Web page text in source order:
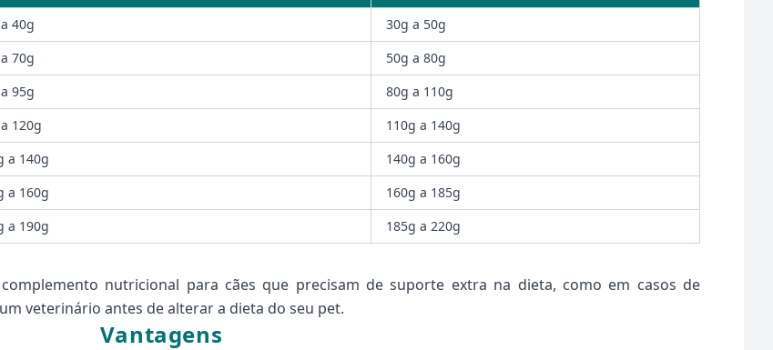
40g
30g a 50g
70g
50g a 80g
95g
80g a 110g
120g
110g a 140g
a 140g
140g a 160g
a 160g
160g a 185g
a 190g 185g a 220g
nutricional para cães que precisam de suporte extra na dieta, como em casos de
veterinário antes de alterar a dieta do seu pet.
Vantagens